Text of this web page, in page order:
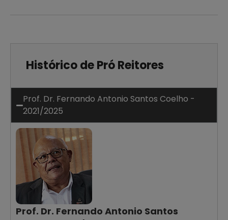
Histórico de Pró Reitores
Prof. Dr. Fernando Antonio Santos Coelho -
2021/2025
Prof. Dr. Fernando Antonio Santos